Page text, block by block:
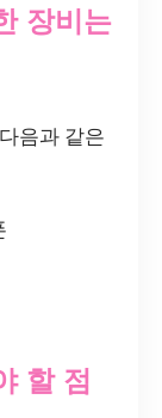
장비는
음과 같은
할 점